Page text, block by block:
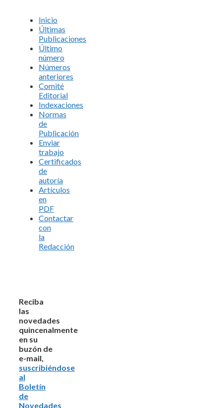
Inicio
Últimas
Publicaciones
Último
número
Números
anteriores
Comité
Editorial
Indexaciones
Normas
de
Publicación
Enviar
trabajo
Certificados
de
autoría
Artículos
en
PDF
Contactar
con
la
Redacción
Reciba
las
novedades
quincenalmente
en su
buzón de
e-mail,
suscribiéndose
al
Boletín
de
Novedades